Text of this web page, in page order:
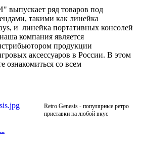
ряд товаров под
такими как линейка
и линейка портативных консолей
компания является
продукции
аксессуаров в России. В этом
ознакомиться со всем
Retro Genesis - популярные ретро
приставки на любой вкус